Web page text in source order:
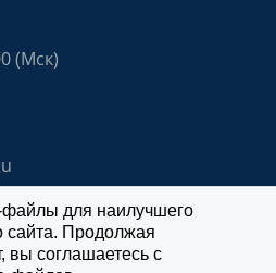
(Мск)
для наилучшего
сайта. Продолжая
вы соглашаетесь с